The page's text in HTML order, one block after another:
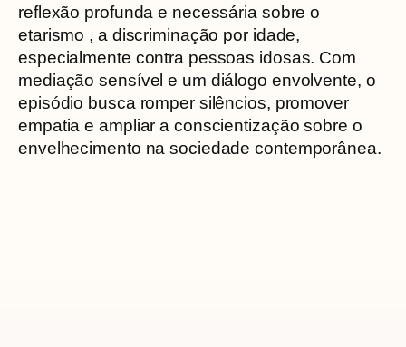
reflexão profunda e necessária sobre o
etarismo , a discriminação por idade,
especialmente contra pessoas idosas. Com
mediação sensível e um diálogo envolvente, o
episódio busca romper silêncios, promover
empatia e ampliar a conscientização sobre o
envelhecimento na sociedade contemporânea.